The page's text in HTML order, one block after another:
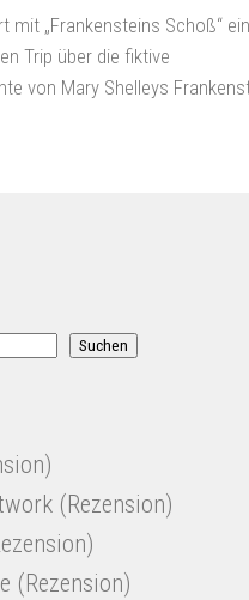
mit „Frankensteins Schoß“
Trip über die fiktive
von Mary Shelleys
Suchen
(Rezension)
(Rezension)